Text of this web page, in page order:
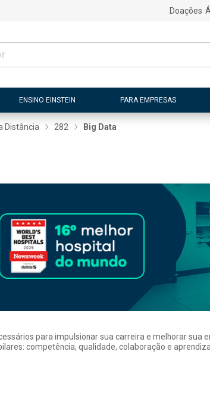
Doações
ENSINO EINSTEIN PARA EMPRESAS
Distância 282 Big Data
para impulsionar sua carreira e melhorar
competência, qualidade, colaboração e